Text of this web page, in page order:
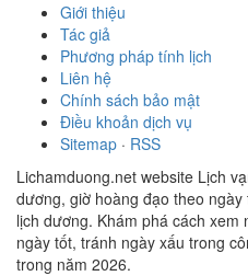
Giới thiệu
Tác giả
Phương pháp tính lịch
Liên hệ
Chính sách bảo mật
Điều khoản dịch vụ
Sitemap · RSS
Lichamduong.net website Lịch
dương, giờ hoàng đạo theo
lịch dương. Khám phá cách
ngày tốt, tránh ngày xấu trong
trong năm 2026.